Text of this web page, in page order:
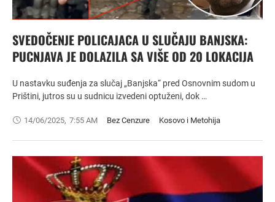
SVEDOČENJE POLICAJACA U SLUČAJU BANJSKA:
PUCNJAVA JE DOLAZILA SA VIŠE OD 20 LOKACIJA
U nastavku suđenja za slučaj „Banjska“ pred Osnovnim sudom u
Prištini, jutros su u sudnicu izvedeni optuženi, dok …
14/06/2025, 7:55 AM Bez Cenzure Kosovo i Metohija